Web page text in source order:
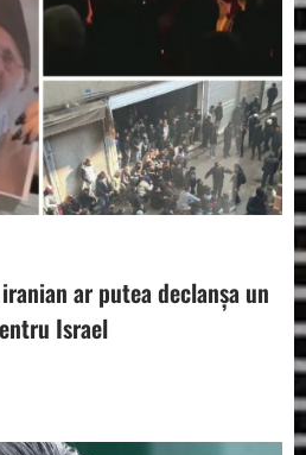
ar putea declanșa un
Israel